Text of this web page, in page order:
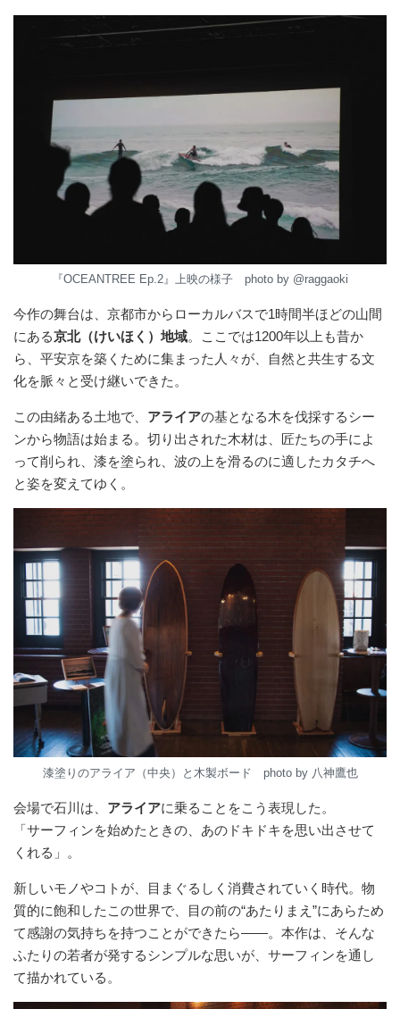
『OCEANTREE Ep.2』上映の様子 photo by @raggaoki
今作の舞台は、京都市からローカルバスで1時間半ほどの山間
にある京北（けいほく）地域。ここでは1200年以上も昔か
ら、平安京を築くために集まった人々が、自然と共生する文
化を脈々と受け継いできた。
この由緒ある土地で、 アライアの基となる木を伐採するシー
ンから物語は始まる。切り出された木材は、匠たちの手によ
って削られ、漆を塗られ、波の上を滑るのに適したカタチへ
と姿を変えてゆく。
漆塗りのアライア（中央）と木製ボード photo by 八神鷹也
会場で石川は、 アライアに乗ることをこう表現した。
「サーフィンを始めたときの、あのドキドキを思い出させて
くれる」。
新しいモノやコトが、目まぐるしく消費されていく時代。物
質的に飽和したこの世界で、目の前の“あたりまえ”にあらため
て感謝の気持ちを持つことができたら——。本作は、そんな
ふたりの若者が発するシンプルな思いが、サーフィンを通し
て描かれている。